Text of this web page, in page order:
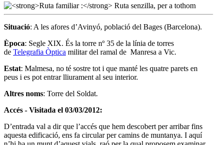
Situació: A les afores d’Avinyó, població del Bages (Barcelona).
Època: Segle XIX. És la torre nº 35 de la línia de torres
de Telegrafia Òptica militar del ramal de Manresa a Vic.
Estat: Malmesa, no té sostre tot i que manté les quatre parets en
peus i es pot entrar lliurament al seu interior.
Altres noms: Torre del Soldat.
Accés - Visitada el 03/03/2012:
D’entrada val a dir que l’accés que hem descobert per arribar fins
aquesta edificació, ens fa circular per camins de muntanya. I aquí